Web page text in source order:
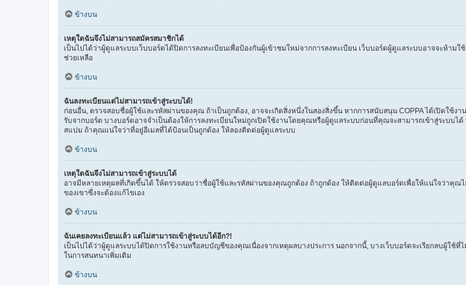
ข้างบน
เหตุใดฉันจึงไม่สามารถสมัครสมาชิกได้
เป็นไปได้ว่าผู้ดูแลระบบเว็บบอร์ดได้ปิดการลงทะเบียนเพื่อป้องกันผู้เข้าชมใหม่จากการลงทะเบียน เว็บบอร์ดผู้ดูแลระบบอาจจะห้
ช่วยเหลือ
ข้างบน
ฉันลงทะเบียนแต่ไม่สามารถเข้าสู่ระบบได้!
ก่อนอื่น, ตรวจสอบชื่อผู้ใช้และรหัสผ่านของคุณ ถ้าเป็นถูกต้อง, อาจจะเกิดสิ่งหนึ่งในสองสิ่งขึ้น หากการสนับสนุน COPPA ได้เปิดใ
รับจากบอร์ด บางบอร์ดอาจจำเป็นต้องให้การลงทะเบียนใหม่ถูกเปิดใช้งานโดยคุณหรือผู้ดูแลระบบก่อนที่คุณจะสามารถเข้าสู่ระบบ
สแปม ถ้าคุณแน่ใจว่าที่อยู่อีเมลที่ได้ป้อนเป็นถูกต้อง ให้ลองติดต่อผู้ดูแลระบบ
ข้างบน
เหตุใดฉันจึงไม่สามารถเข้าสู่ระบบได้
อาจมีหลายเหตุผลที่เกิดขึ้นได้ ให้ตรวจสอบว่าชื่อผู้ใช้และรหัสผ่านของคุณถูกต้อง ถ้าถูกต้อง ให้ติดต่อผู้ดูแลบอร์ดเพื่อให้แน่ใจว่าคุ
ของเขาซึ่งจะต้องแก้ไขเอง
ข้างบน
ฉันเคยลงทะเบียนแล้ว แต่ไม่สามารถเข้าสู่ระบบได้อีก?!
เป็นไปได้ว่าผู้ดูแลระบบได้ปิดการใช้งานหรือลบบัญชีของคุณเนื่องจากเหตุผลบางประการ นอกจากนี้, บางเว็บบอร์ดจะเรียกลบผู้ใช้
ในการสนทนาเพิ่มเติม
ข้างบน